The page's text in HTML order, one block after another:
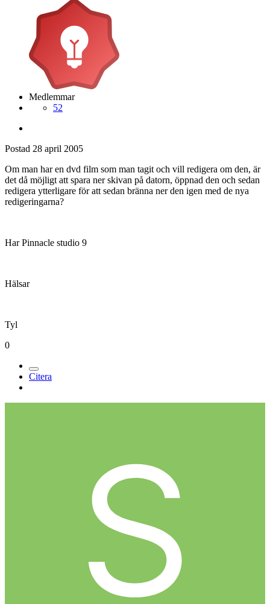
Medlemmar
52
Postad 28 april 2005
Om man har en dvd film som man tagit och vill redigera om den, är
det då möjligt att spara ner skivan på datorn, öppnad den och sedan
redigera ytterligare för att sedan bränna ner den igen med de nya
redigeringarna?
Har Pinnacle studio 9
Hälsar
Tyl
0
Citera